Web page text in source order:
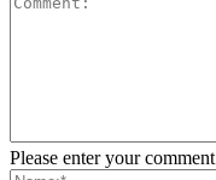
Please enter your